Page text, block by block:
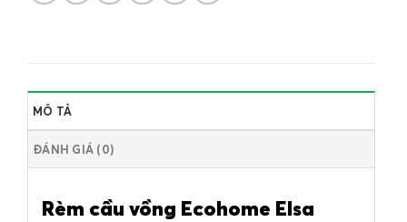
MÔ TẢ
ĐÁNH GIÁ (0)
Rèm cầu vồng Ecohome Elsa